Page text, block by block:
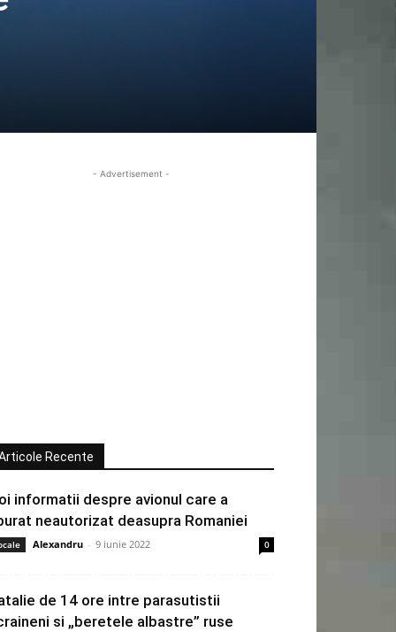
- Advertisement -
Recente
informatii despre avionul care a
neautorizat deasupra Romaniei
Alexandru - 9 iunie 2022 0
de 14 ore intre parasutistii
si „beretele albastre” ruse